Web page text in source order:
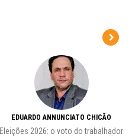
EDUARDO ANNUNCIATO CHICÃO
Eleições 2026: o voto do trabalhador